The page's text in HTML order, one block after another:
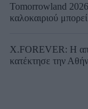
Tomorrowland
καλοκαιριού
X.FOREVER: Η
κατέκτησε την